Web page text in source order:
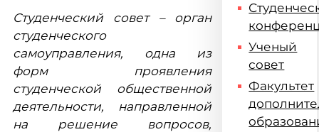
Студенческий совет – орган
студенческого
самоуправления, одна из
форм проявления
студенческой общественной
деятельности, направленной
на решение вопросов,
Ученый
совет
Факультет